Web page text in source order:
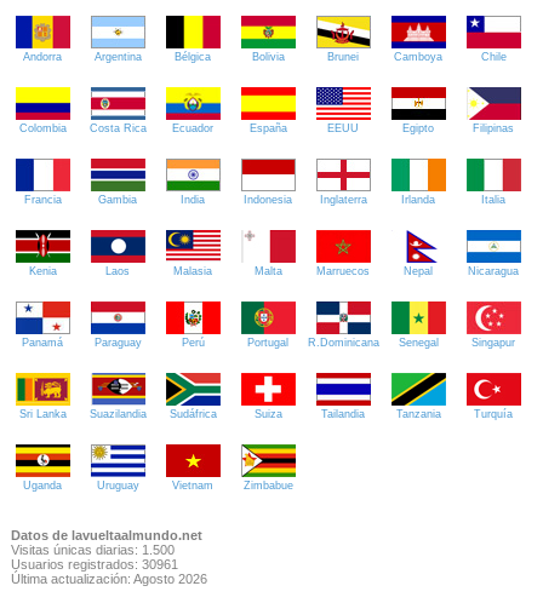
Andorra Argentina Bélgica Bolivia Brunei Camboya Chile
Colombia Costa Rica Ecuador España EEUU Egipto Filipinas
Francia Gambia India Indonesia Inglaterra Irlanda Italia
Kenia Laos Malasia Malta Marruecos Nepal Nicaragua
Panamá Paraguay Perú Portugal R.Dominicana Senegal Singapur
Sri Lanka Suazilandia Sudáfrica Suiza Tailandia Tanzania Turquía
Uganda Uruguay Vietnam Zimbabue
Datos de lavueltaalmundo.net
Visitas únicas diarias: 1.500
Usuarios registrados: 30961
Última actualización: Agosto 2026